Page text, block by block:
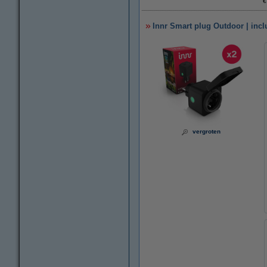
Innr Smart plug Outdoor |
vergroten